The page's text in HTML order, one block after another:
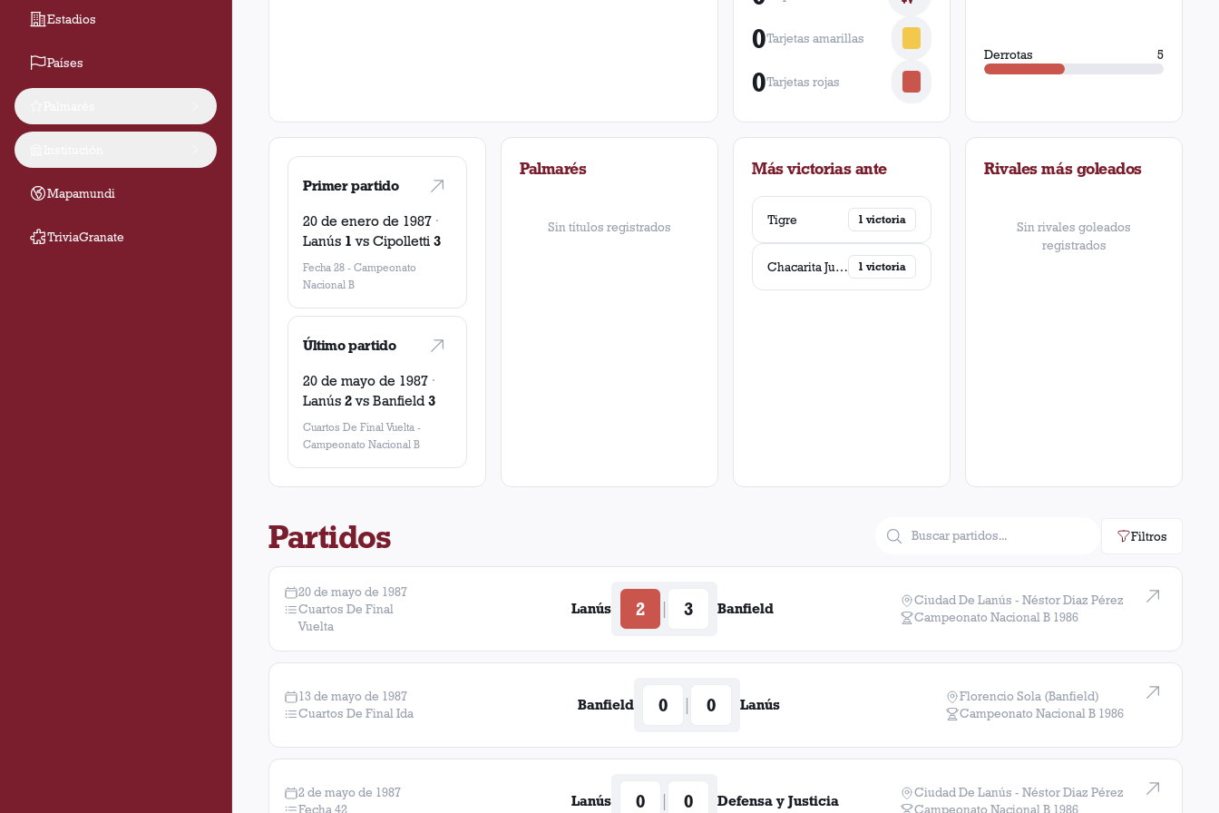
Estadios
Países
Mapamundi
TriviaGranate
0Tarjetas amarillas
0Tarjetas rojas
Derrotas 5
Primer partido
20 de enero de 1987 ·
Lanús 1 vs Cipolletti 3
Fecha 28 - Campeonato
Nacional B
Último partido
20 de mayo de 1987 ·
Lanús 2vs Banfield 3
Cuartos De Final Vuelta -
Campeonato Nacional B
Palmarés
Sin títulos registrados
Más victorias ante
Tigre 1 victoria
Chacarita Juniors 1 victoria
Rivales más goleados
Sin rivales goleados
registrados
Partidos Filtros
20 de mayo de 1987
Cuartos De Final
Vuelta
Lanús 2 3 Banfield
Ciudad De Lanús - Néstor Diaz Pérez
Campeonato Nacional B 1986
13 de mayo de 1987
Cuartos De Final Ida
Banfield 0 0 Lanús
Florencio Sola (Banfield)
Campeonato Nacional B 1986
2 de mayo de 1987
Fecha 42
Lanús 0 0 Defensa y Justicia
Ciudad De Lanús - Néstor Diaz Pérez
Campeonato Nacional B 1986